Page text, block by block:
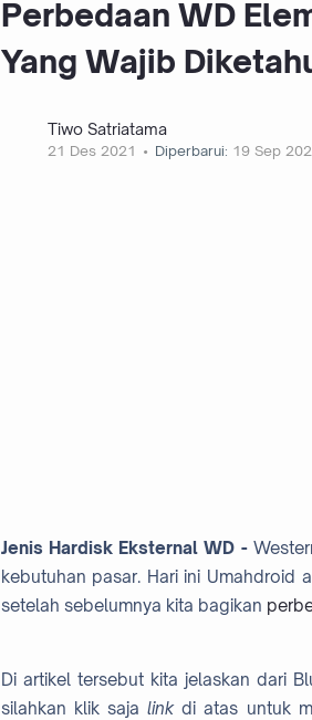
Perbedaan WD
Yang Wajib
Tiwo Satriatama
21 Des 2021 Diperbarui: 19 Sep
Jenis Hardisk Eksternal WD -
kebutuhan pasar. Hari ini Umahdroid
setelah sebelumnya kita bagikan
Di artikel tersebut kita jelaskan dari
silahkan klik saja linkdi atas untuk